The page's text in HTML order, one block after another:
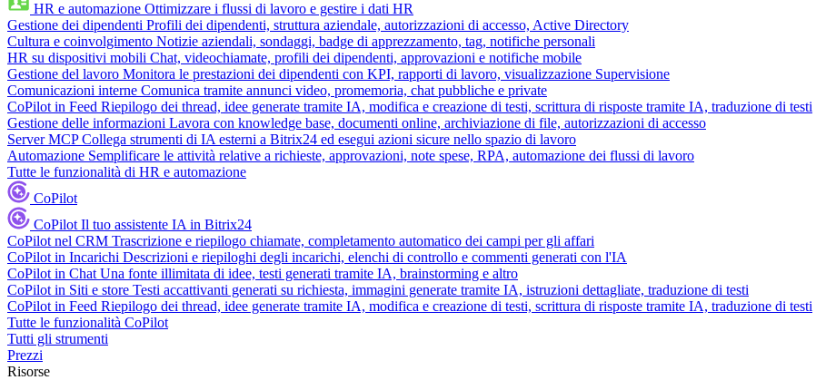
HR e automazione Ottimizzare i flussi di lavoro e gestire i dati HR
Gestione dei dipendenti Profili dei dipendenti, struttura aziendale, autorizzazioni di accesso, Active Directory
Cultura e coinvolgimento Notizie aziendali, sondaggi, badge di apprezzamento, tag, notifiche personali
HR su dispositivi mobili Chat, videochiamate, profili dei dipendenti, approvazioni e notifiche mobile
Gestione del lavoro Monitora le prestazioni dei dipendenti con KPI, rapporti di lavoro, visualizzazione Supervisione
Comunicazioni interne Comunica tramite annunci video, promemoria, chat pubbliche e private
CoPilot in Feed Riepilogo dei thread, idee generate tramite IA, modifica e creazione di testi, scrittura di risposte tramite IA, traduzione di testi
Gestione delle informazioni Lavora con knowledge base, documenti online, archiviazione di file, autorizzazioni di accesso
Server MCP Collega strumenti di IA esterni a Bitrix24 ed esegui azioni sicure nello spazio di lavoro
Automazione Semplificare le attività relative a richieste, approvazioni, note spese, RPA, automazione dei flussi di lavoro
Tutte le funzionalità di HR e automazione
CoPilot
CoPilot Il tuo assistente IA in Bitrix24
CoPilot nel CRM Trascrizione e riepilogo chiamate, completamento automatico dei campi per gli affari
CoPilot in Incarichi Descrizioni e riepiloghi degli incarichi, elenchi di controllo e commenti generati con l'IA
CoPilot in Chat Una fonte illimitata di idee, testi generati tramite IA, brainstorming e altro
CoPilot in Siti e store Testi accattivanti generati su richiesta, immagini generate tramite IA, istruzioni dettagliate, traduzione di testi
CoPilot in Feed Riepilogo dei thread, idee generate tramite IA, modifica e creazione di testi, scrittura di risposte tramite IA, traduzione di testi
Tutte le funzionalità CoPilot
Tutti gli strumenti
Prezzi
Risorse